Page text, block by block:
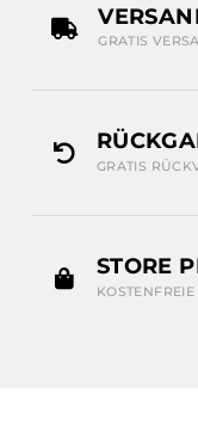
GRATIS
GRATIS
STORE